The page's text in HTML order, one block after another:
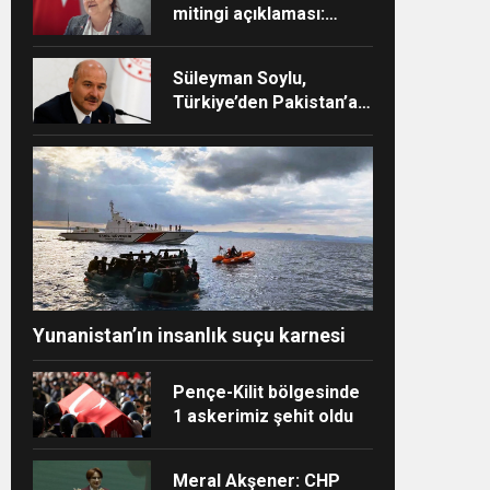
mitingi açıklaması:
Süleyman Soylu,
Türkiye’den Pakistan’a
Yunanistan’ın insanlık suçu karnesi
Pençe-Kilit bölgesinde
1 askerimiz şehit oldu
Meral Akşener: CHP